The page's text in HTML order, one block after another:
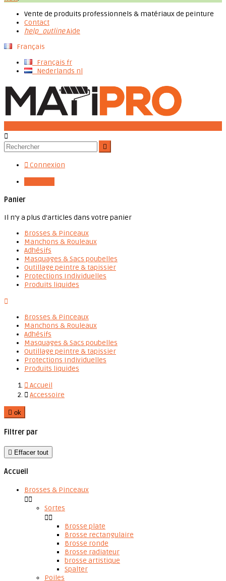
Vente de produits professionnels & matériaux de peinture
Contact
help_outlineAide
Français
Français fr
Nederlands nl


 Connexion
Panier
Il n'y a plus d'articles dans votre panier
Brosses & Pinceaux
Manchons & Rouleaux
Adhésifs
Masquages & Sacs poubelles
Outillage peintre & tapissier
Protections Individuelles
Produits liquides

Brosses & Pinceaux
Manchons & Rouleaux
Adhésifs
Masquages & Sacs poubelles
Outillage peintre & tapissier
Protections Individuelles
Produits liquides
 Accueil
 Accessoire
 ok
Filtrer par
 Effacer tout
Accueil
Brosses & Pinceaux

Sortes

Brosse plate
Brosse rectangulaire
Brosse ronde
Brosse radiateur
brosse artistique
Spalter
Poiles